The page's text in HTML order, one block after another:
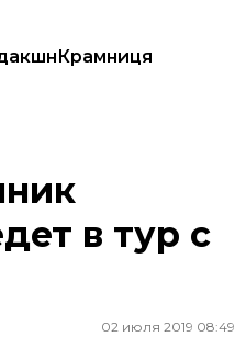
Крамниця
в тур с
02 июля 2019 08:49